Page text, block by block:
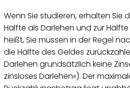
Wenn Sie studieren, erhalten Sie
Hälfte als Darlehen und zur
heißt, Sie müssen in der Regel
die Hälfte des Geldes
Darlehen grundsätzlich keine
zinsloses Darlehen«). Der